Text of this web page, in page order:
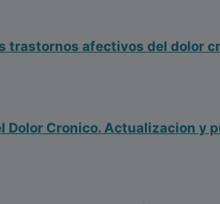
trastornos afectivos del dolor
Dolor Cronico. Actualizacion y